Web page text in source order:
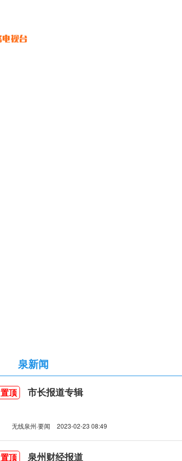
泉新闻
置顶 市长报道专辑
无线泉州·要闻 2023-02-23 08:49
置顶 泉州财经报道